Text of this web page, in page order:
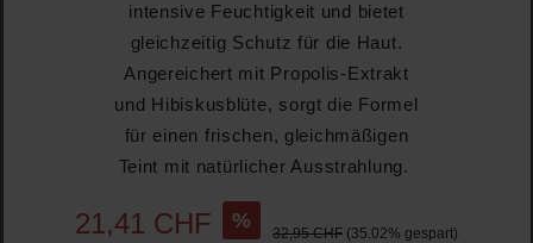
intensive Feuchtigkeit und bietet
gleichzeitig Schutz für die Haut.
Angereichert mit Propolis-Extrakt
und Hibiskusblüte, sorgt die Formel
für einen frischen, gleichmäßigen
Teint mit natürlicher Ausstrahlung.
21,41 CHF %
32,95 CHF (35.02% gespart)